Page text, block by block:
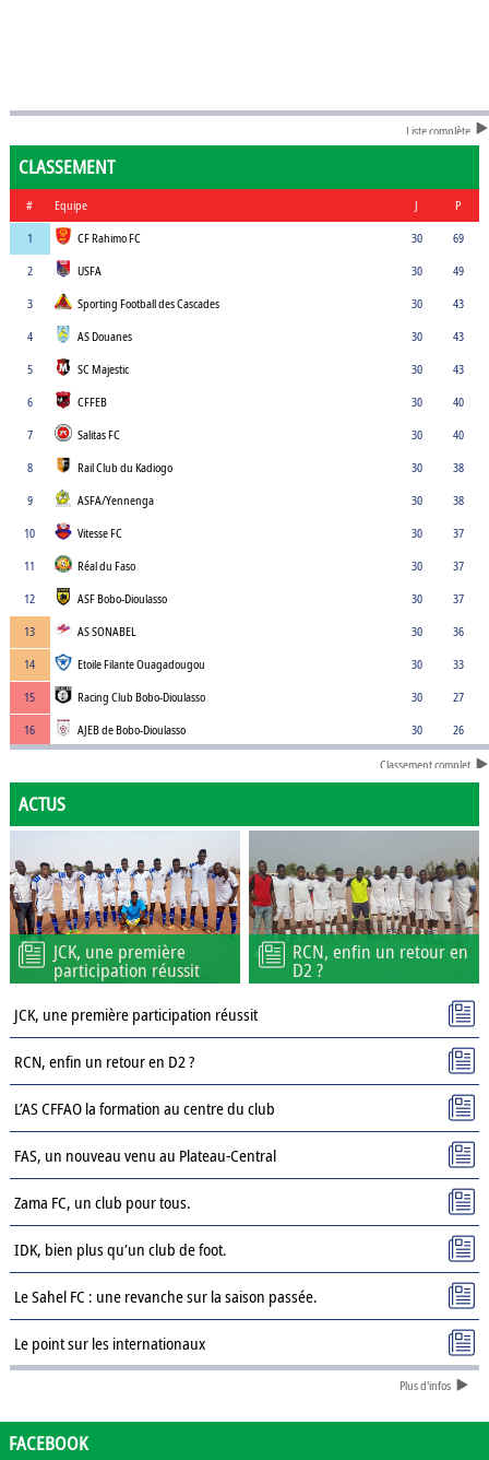
Liste complète
CLASSEMENT
# Equipe J
P
1
CF Rahimo FC 30
69
2
USFA 30
49
3
Sporting Football des Cascades 30
43
4
AS Douanes 30
43
5
SC Majestic 30
43
6
CFFEB 30
40
7
Salitas FC 30
40
8
Rail Club du Kadiogo 30
38
9
ASFA/Yennenga 30
38
10
Vitesse FC 30
37
11
Réal du Faso 30
37
12
ASF Bobo-Dioulasso 30
37
13
AS SONABEL 30
36
14
Etoile Filante Ouagadougou 30
33
15
Racing Club Bobo-Dioulasso 30
27
16
AJEB de Bobo-Dioulasso 30 26
Classement complet
ACTUS
JCK, une première
participation réussit
RCN, enfin un retour en
D2 ?
JCK, une première participation réussit
RCN, enfin un retour en D2 ?
L’AS CFFAO la formation au centre du club
FAS, un nouveau venu au Plateau-Central
Zama FC, un club pour tous.
IDK, bien plus qu’un club de foot.
Le Sahel FC : une revanche sur la saison passée.
Le point sur les internationaux
Présentation des clubs de D3 : ASPC Tenkodogo
Plus d'infos
FACEBOOK